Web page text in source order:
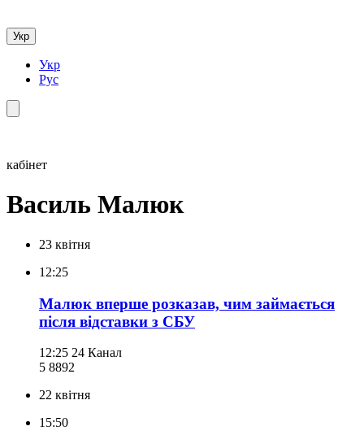
Укр
Укр
Рус
кабінет
Василь Малюк
23 квітня
12:25
Малюк вперше розказав, чим займається
після відставки з СБУ
12:25 24 Канал
5 8892
22 квітня
15:50